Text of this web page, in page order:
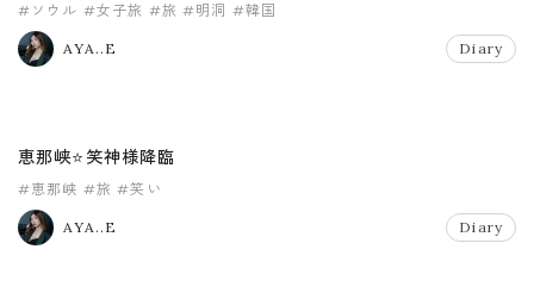
#ソウル #女子旅 #旅 #明洞 #韓国
AYA..E Diary
恵那峡⭐️笑神様降臨
#恵那峡 #旅 #笑い
AYA..E Diary